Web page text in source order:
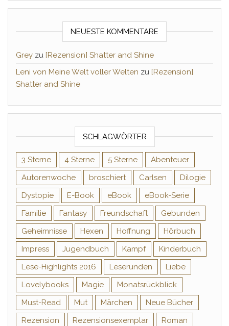
NEUESTE KOMMENTARE
Grey zu [Rezension] Shatter and Shine
Leni von Meine Welt voller Welten zu [Rezension]
Shatter and Shine
SCHLAGWÖRTER
3 Sterne 4 Sterne 5 Sterne
Abenteuer
Autorenwoche
broschiert Carlsen
Dilogie
Dystopie
E-Book eBook
eBook-Serie
Familie
Fantasy Freundschaft
Gebunden
Geheimnisse
Hexen Hoffnung
Hörbuch
Impress
Jugendbuch Kampf
Kinderbuch
Lese-Highlights 2016
Leserunden
Liebe
Lovelybooks
Magie
Monatsrückblick
Must-Read
Mut Märchen
Neue Bücher
Rezension
Rezensionsexemplar
Roman